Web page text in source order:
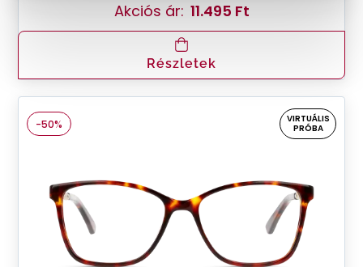
Akciós ár: 11.495 Ft
Részletek
-50%
VIRTUÁLIS
PRÓBA